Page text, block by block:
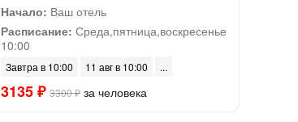
Начало: Ваш отель
Расписание: Среда,пятница,воскресенье
10:00
Завтра в 10:00 11 авг в 10:00
3135 ₽ 3300 ₽за человека